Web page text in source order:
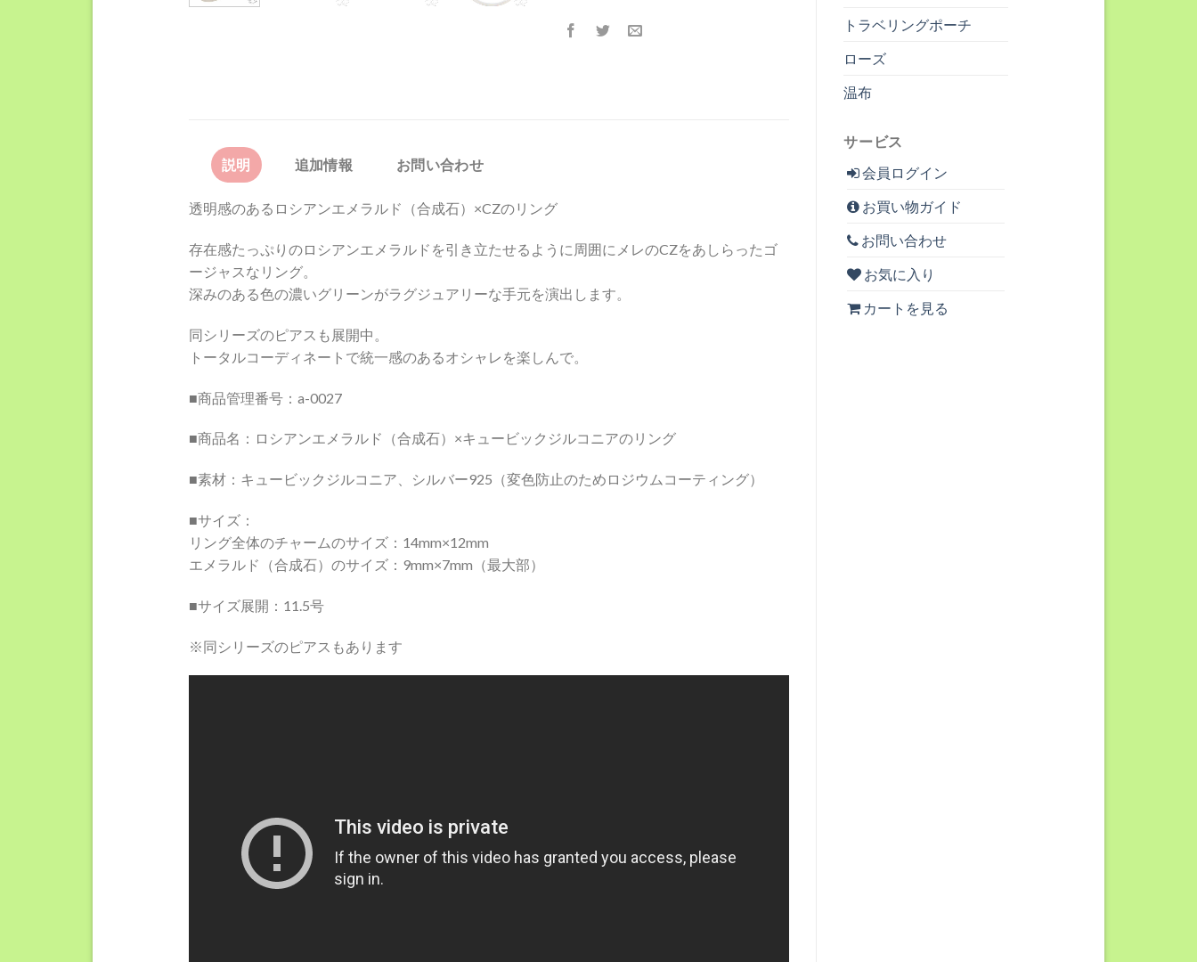
トラベリングポーチ
ローズ
温布
サービス
会員ログイン
お買い物ガイド
お問い合わせ
お気に入り
カートを見る
説明 追加情報 お問い合わせ
透明感のあるロシアンエメラルド（合成石）×CZのリング
存在感たっぷりのロシアンエメラルドを引き立たせるように周囲にメレのCZをあしらったゴ
ージャスなリング。
深みのある色の濃いグリーンがラグジュアリーな手元を演出します。
同シリーズのピアスも展開中。
トータルコーディネートで統一感のあるオシャレを楽しんで。
■商品管理番号：a-0027
■商品名：ロシアンエメラルド（合成石）×キュービックジルコニアのリング
■素材：キュービックジルコニア、シルバー925（変色防止のためロジウムコーティング）
■サイズ：
リング全体のチャームのサイズ：14mm×12mm
エメラルド（合成石）のサイズ：9mm×7mm（最大部）
■サイズ展開：11.5号
※同シリーズのピアスもあります